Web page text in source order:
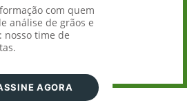
com quem
análise de grãos e
nosso time de
AGORA